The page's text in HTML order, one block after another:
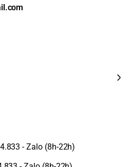
- Zalo (8h-22h)